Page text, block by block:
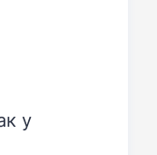
у